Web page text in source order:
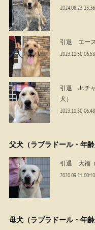
2024.08.23 23:36
引退 エー
2023.11.30 06:58
引退 Jr.チ
犬）
2023.11.30 06:48
父犬（ラブラドール・年齢
引退 大福（
2020.09.21 00:10
母犬（ラブラドール・年齢